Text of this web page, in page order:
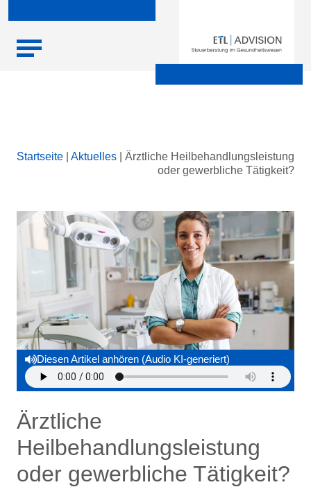
Startseite Aktuelles
Ärztliche Heilbehandlungsleistung
oder gewerbliche Tätigkeit?
Diesen Artikel anhören (Audio KI-generiert)
Ärztliche
Heilbehandlungsleistung
oder gewerbliche Tätigkeit?